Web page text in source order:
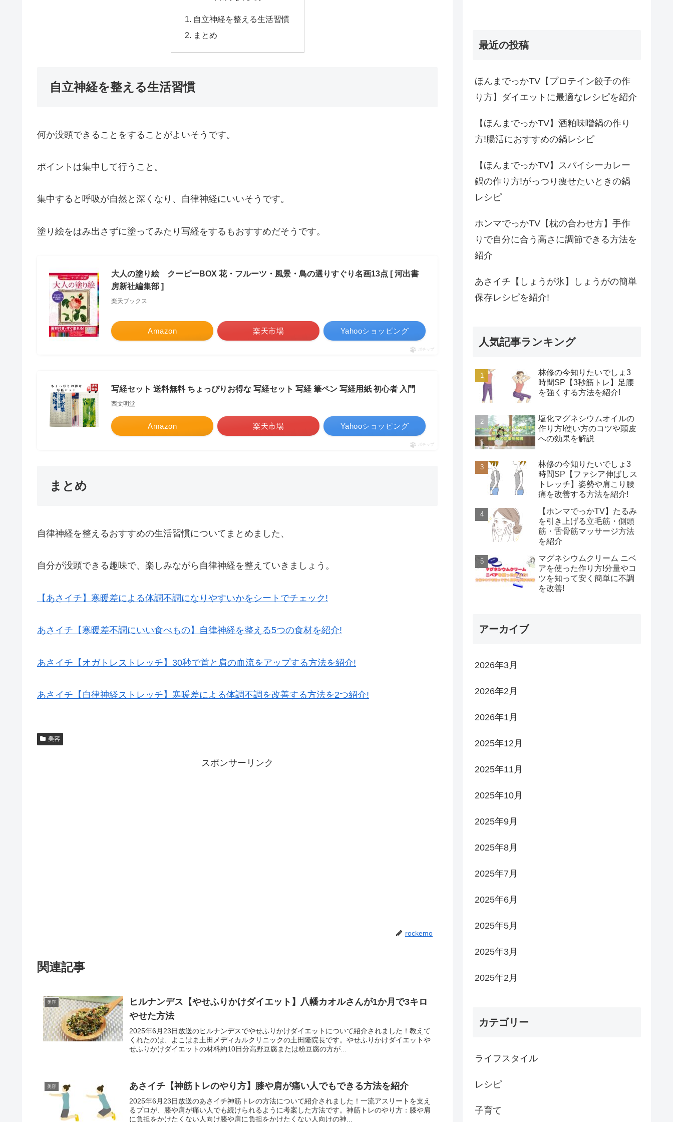
自立神経を整える生活習慣
まとめ
自立神経を整える生活習慣
何か没頭できることをすることがよいそうです。
ポイントは集中して行うこと。
集中すると呼吸が自然と深くなり、自律神経にいいそうです。
塗り絵をはみ出さずに塗ってみたり写経をするもおすすめだそうです。
大人の塗り絵 クーピーBOX 花・フルーツ・風景・鳥の選りすぐり名画13点 [ 河出書
房新社編集部 ]
楽天ブックス
Amazon 楽天市場 Yahooショッピング
ポチップ
写経セット 送料無料 ちょっぴりお得な 写経セット 写経 筆ペン 写経用紙 初心者 入門
西文明堂
Amazon 楽天市場 Yahooショッピング
ポチップ
まとめ
自律神経を整えるおすすめの生活習慣についてまとめました、
自分が没頭できる趣味で、楽しみながら自律神経を整えていきましょう。
【あさイチ】寒暖差による体調不調になりやすいかをシートでチェック!
あさイチ【寒暖差不調にいい食べもの】自律神経を整える5つの食材を紹介!
あさイチ【オガトレストレッチ】30秒で首と肩の血流をアップする方法を紹介!
あさイチ【自律神経ストレッチ】寒暖差による体調不調を改善する方法を2つ紹介!
美容
スポンサーリンク
rockemo
関連記事
美容
ヒルナンデス【やせふりかけダイエット】八幡カオルさんが1か月で3キロ
やせた方法
2025年6月23日放送のヒルナンデスでやせふりかけダイエットについて紹介されました！教えて
くれたのは、よこはま土田メディカルクリニックの土田隆院長です。やせふりかけダイエットや
せふりかけダイエットの材料約10日分高野豆腐または粉豆腐の方が...
美容 あさイチ【神筋トレのやり方】膝や肩が痛い人でもできる方法を紹介
2025年6月23日放送のあさイチ神筋トレの方法について紹介されました！一流アスリートを支え
るプロが、膝や肩が痛い人でも続けられるように考案した方法です。神筋トレのやり方：膝や肩
に負担をかけたくない人向け膝や肩に負担をかけたくない人向けの神...
最近の投稿
ほんまでっかTV【プロテイン餃子の作
り方】ダイエットに最適なレシピを紹介
【ほんまでっかTV】酒粕味噌鍋の作り
方!腸活におすすめの鍋レシピ
【ほんまでっかTV】スパイシーカレー
鍋の作り方!がっつり痩せたいときの鍋
レシピ
ホンマでっかTV【枕の合わせ方】手作
りで自分に合う高さに調節できる方法を
紹介
あさイチ【しょうが氷】しょうがの簡単
保存レシピを紹介!
人気記事ランキング
林修の今知りたいでしょ3
時間SP【3秒筋トレ】足腰
を強くする方法を紹介!
塩化マグネシウムオイルの
作り方!使い方のコツや頭皮
への効果を解説
林修の今知りたいでしょ3
時間SP【ファシア伸ばしス
トレッチ】姿勢や肩こり腰
痛を改善する方法を紹介!
【ホンマでっかTV】たるみ
を引き上げる立毛筋・側頭
筋・舌骨筋マッサージ方法
を紹介
マグネシウムクリーム ニベ
アを使った作り方!分量やコ
ツを知って安く簡単に不調
を改善!
アーカイブ
2026年3月
2026年2月
2026年1月
2025年12月
2025年11月
2025年10月
2025年9月
2025年8月
2025年7月
2025年6月
2025年5月
2025年3月
2025年2月
カテゴリー
ライフスタイル
レシピ
子育て